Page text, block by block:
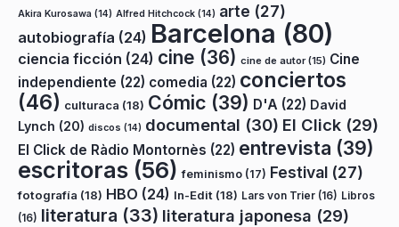
Akira Kurosawa (14) Alfred Hitchcock (14) arte (27)
autobiografía (24) Barcelona (80)
ciencia ficción (24) cine (36) cine de autor(15) Cine
independiente (22) comedia (22) conciertos
(46) culturaca (18) Cómic (39) D'A (22) David
Lynch (20) discos (14) documental (30) El Click (29)
El Click de Ràdio Montornès (22) entrevista (39)
escritoras (56) feminismo (17) Festival (27)
fotografía (18) HBO (24) In-Edit (18) Lars von Trier (16) Libros
(16) literatura (33) literatura japonesa (29)